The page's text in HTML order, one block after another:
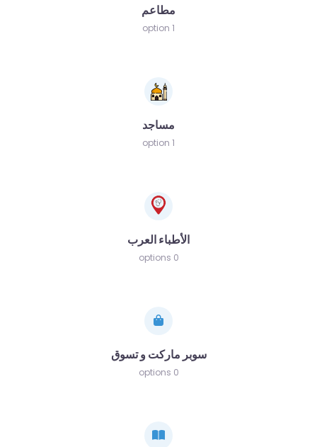
مطاعم
1 option
مساجد
1 option
الأطباء العرب
0 options
سوبر ماركت و تسوق
0 options